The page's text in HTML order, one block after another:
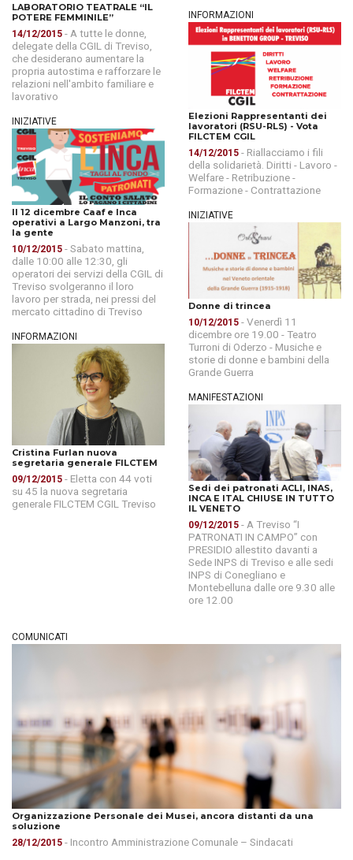
LABORATORIO TEATRALE “IL
POTERE FEMMINILE”
14/12/2015 - A tutte le donne,
delegate della CGIL di Treviso,
che desiderano aumentare la
propria autostima e rafforzare le
relazioni nell'ambito familiare e
lavorativo
INIZIATIVE
Il 12 dicembre Caaf e Inca
operativi a Largo Manzoni, tra
la gente
10/12/2015 - Sabato mattina,
dalle 10:00 alle 12:30, gli
operatori dei servizi della CGIL di
Treviso svolgeranno il loro
lavoro per strada, nei pressi del
mercato cittadino di Treviso
INFORMAZIONI
Cristina Furlan nuova
segretaria generale FILCTEM
09/12/2015 - Eletta con 44 voti
su 45 la nuova segretaria
generale FILCTEM CGIL Treviso
INFORMAZIONI
Elezioni Rappresentanti dei
lavoratori (RSU-RLS) - Vota
FILCTEM CGIL
14/12/2015 - Riallacciamo i fili
della solidarietà. Diritti - Lavoro -
Welfare - Retribuzione -
Formazione - Contrattazione
INIZIATIVE
Donne di trincea
10/12/2015 - Venerdì 11
dicembre ore 19.00 - Teatro
Turroni di Oderzo - Musiche e
storie di donne e bambini della
Grande Guerra
MANIFESTAZIONI
Sedi dei patronati ACLI, INAS,
INCA E ITAL CHIUSE IN TUTTO
IL VENETO
09/12/2015 - A Treviso “I
PATRONATI IN CAMPO” con
PRESIDIO allestito davanti a
Sede INPS di Treviso e alle sedi
INPS di Conegliano e
Montebelluna dalle ore 9.30 alle
ore 12.00
COMUNICATI
Organizzazione Personale dei Musei, ancora distanti da una
soluzione
28/12/2015 - Incontro Amministrazione Comunale – Sindacati